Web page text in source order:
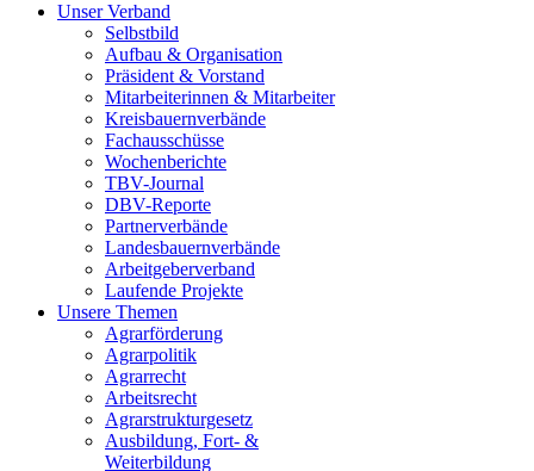
Unser Verband
Selbstbild
Aufbau & Organisation
Präsident & Vorstand
Mitarbeiterinnen & Mitarbeiter
Kreisbauernverbände
Fachausschüsse
Wochenberichte
TBV-Journal
DBV-Reporte
Partnerverbände
Landesbauernverbände
Arbeitgeberverband
Laufende Projekte
Unsere Themen
Agrarförderung
Agrarpolitik
Agrarrecht
Arbeitsrecht
Agrarstrukturgesetz
Ausbildung, Fort- &
Weiterbildung